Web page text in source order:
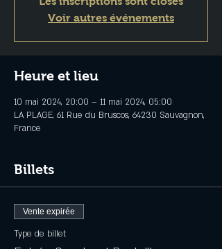
Voir autres événements
Heure et lieu
10 mai 2024, 20:00 – 11 mai 2024, 05:00
LA PLAGE, 61 Rue du Bruscos, 64230 Sauvagnon,
France
Billets
Vente expirée
Type de billet